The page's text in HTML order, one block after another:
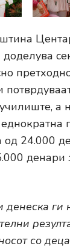
а
од 24.000
денари
денеска ги
со